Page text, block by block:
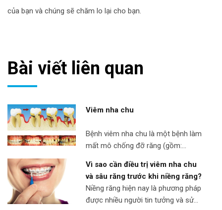
của bạn và chúng sẽ chăm lo lại cho bạn.
Bài viết liên quan
Viêm nha chu
Bệnh viêm nha chu là một bệnh làm
mất mô chống đỡ răng (gồm:
Bệnh nha chu tiến triển qua nhiều
giai đoạn khác nhau, và tùy thuộc
vào giai đoạn tiến triển của bệnh mà
kết quả điều trị đạt được cũng khác
Vì sao cần điều trị viêm nha chu
và sâu răng trước khi niềng răng?
Niềng răng hiện nay là phương pháp
được nhiều người tin tưởng và sử